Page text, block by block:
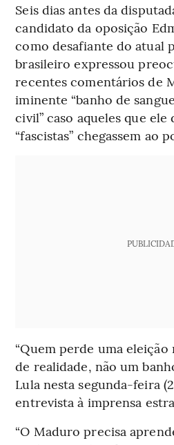
Seis dias antes da
candidato da oposição
como desafiante do atual
brasileiro expressou
recentes comentários de
iminente “banho de
civil” caso aqueles que
“fascistas” chegassem ao
“Quem perde uma
de realidade, não um
Lula nesta segunda-feira
entrevista à imprensa
“O Maduro precisa